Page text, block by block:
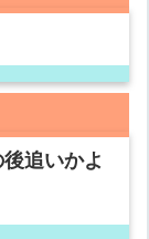
追いかよ